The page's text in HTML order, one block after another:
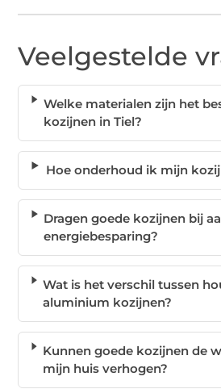
Veelgestelde
Welke materialen zijn het
kozijnen in Tiel?
Hoe onderhoud ik mijn
Dragen goede kozijnen bij
energiebesparing?
Wat is het verschil tussen
aluminium kozijnen?
Kunnen goede kozijnen de
mijn huis verhogen?